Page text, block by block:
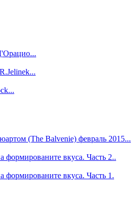
(The Balvenie) февраль 2015...
формированите вкуса. Часть 2..
формированите вкуса. Часть 1.